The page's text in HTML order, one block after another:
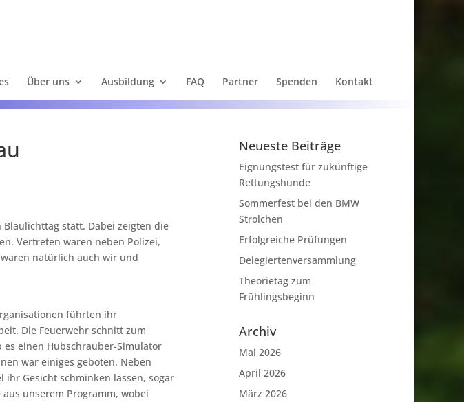
Über uns Ausbildung FAQ Partner Spenden Kontakt
statt. Dabei zeigten die
Vertreten waren neben Polizei,
waren natürlich auch wir und
führten ihr
Die Feuerwehr schnitt zum
einen Hubschrauber-Simulator
war einiges geboten. Neben
Gesicht schminken lassen, sogar
unserem Programm, wobei
Neueste Beiträge
Eignungstest für zukünftige
Rettungshunde
Sommerfest bei den BMW
Strolchen
Erfolgreiche Prüfungen
Delegiertenversammlung
Theorietag zum
Frühlingsbeginn
Archiv
Mai 2026
April 2026
März 2026